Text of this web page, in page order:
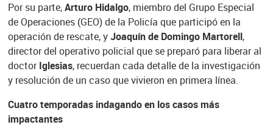
Por su parte,Arturo Hidalgo, miembro del Grupo Especial
de Operaciones (GEO) de la Policía que participó en la
operación de rescate, yJoaquín de Domingo Martorell,
director del operativo policial que se preparó para liberar al
doctorIglesias, recuerdan cada detalle de la investigación
y resolución de un caso que vivieron en primera línea.
Cuatro temporadas indagando en los casos más
impactantes